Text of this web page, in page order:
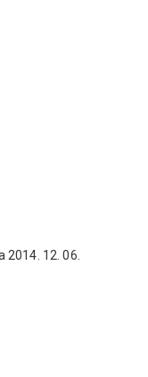
2014. 12. 06.